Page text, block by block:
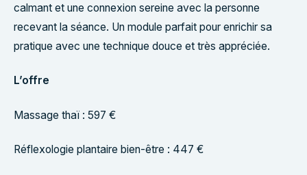
calmant et une connexion sereine avec la personne
recevant la séance. Un module parfait pour enrichir sa
pratique avec une technique douce et très appréciée.
L’offre
Massage thaï : 597 €
Réflexologie plantaire bien-être : 447 €